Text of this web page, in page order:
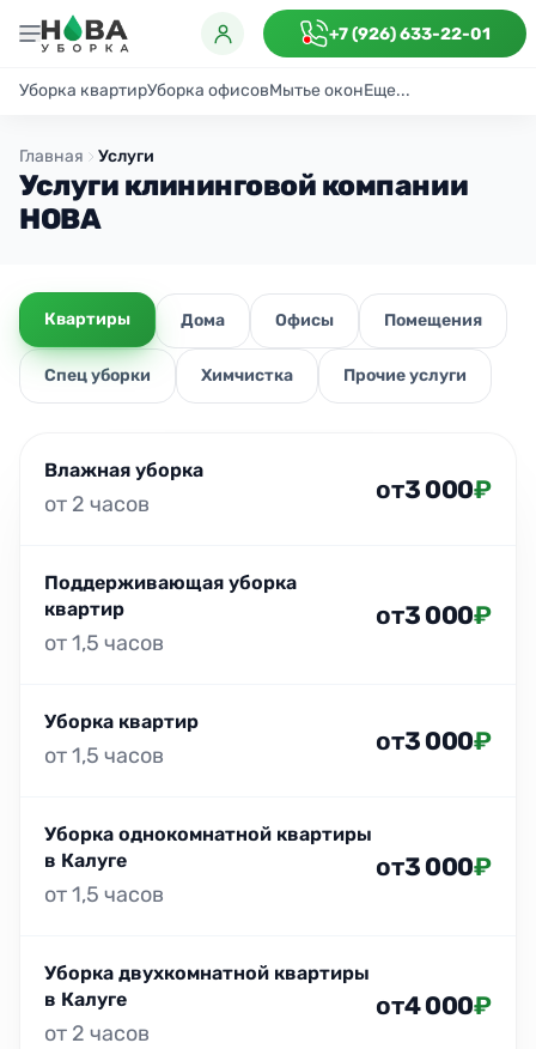
+7 (926) 633-22-01
Уборка квартирУборка офисовМытье оконЕще...
Главная
Услуги
Услуги клининговой компании
НОВА
Квартиры Дома Офисы Помещения
Спец уборки Химчистка Прочие услуги
Влажная уборка
от 2 часов от3 000₽
Поддерживающая уборка
квартир
от 1,5 часов
от3 000₽
Уборка квартир
от 1,5 часов от3 000₽
Уборка однокомнатной квартиры
в Калуге
от 1,5 часов
от3 000₽
Уборка двухкомнатной квартиры
в Калуге
от 2 часов
от4 000₽